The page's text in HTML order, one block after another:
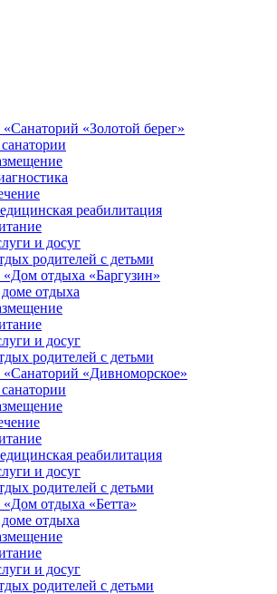
«Золотой берег»
реабилитация
и досуг
родителей с детьми
отдыха «Баргузин»
отдыха
и досуг
родителей с детьми
«Дивноморское»
реабилитация
и досуг
родителей с детьми
отдыха «Бетта»
отдыха
и досуг
родителей с детьми